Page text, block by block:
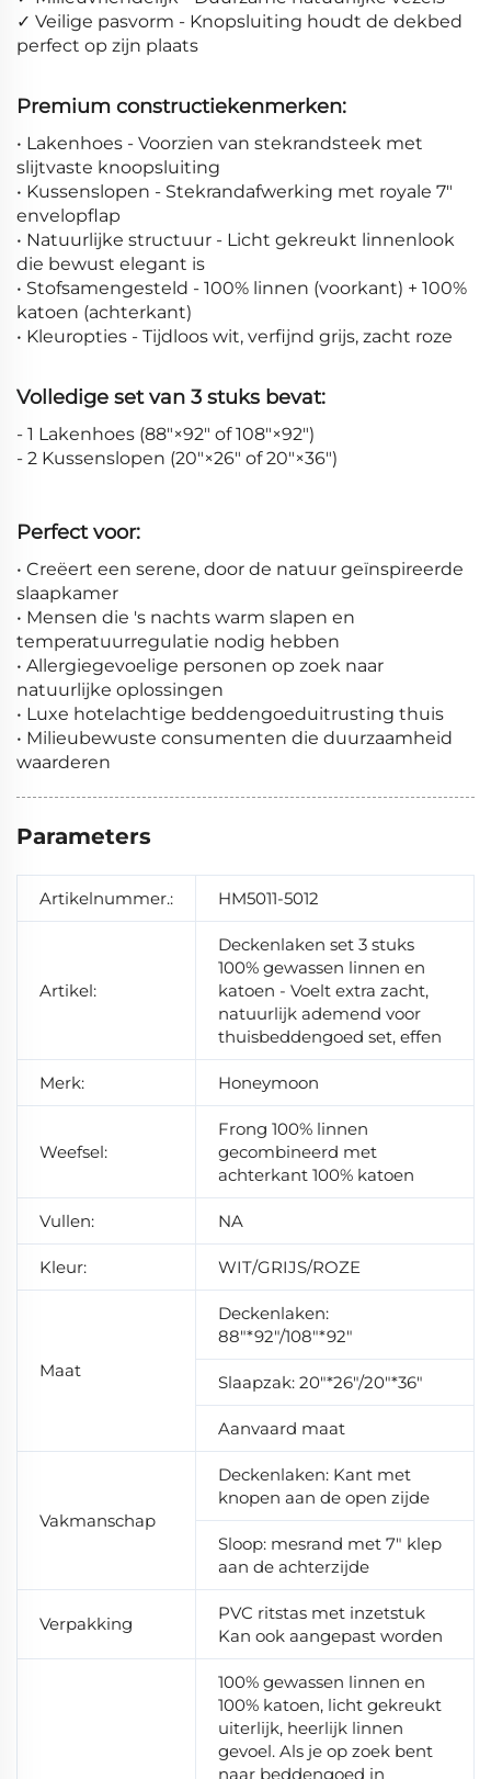
✓ Veilige pasvorm - Knopsluiting houdt de dekbed
perfect op zijn plaats
Premium constructiekenmerken:
• Lakenhoes - Voorzien van stekrandsteek met
slijtvaste knoopsluiting
• Kussenslopen - Stekrandafwerking met royale 7"
envelopflap
• Natuurlijke structuur - Licht gekreukt linnenlook
die bewust elegant is
• Stofsamengesteld - 100% linnen (voorkant) + 100%
katoen (achterkant)
• Kleuropties - Tijdloos wit, verfijnd grijs, zacht roze
Volledige set van 3 stuks bevat:
- 1 Lakenhoes (88"×92" of 108"×92")
- 2 Kussenslopen (20"×26" of 20"×36")
Perfect voor:
• Creëert een serene, door de natuur geïnspireerde
slaapkamer
• Mensen die 's nachts warm slapen en
temperatuurregulatie nodig hebben
• Allergiegevoelige personen op zoek naar
natuurlijke oplossingen
• Luxe hotelachtige beddengoeduitrusting thuis
• Milieubewuste consumenten die duurzaamheid
waarderen
Parameters
Artikelnummer.: HM5011-5012
Artikel:
Deckenlaken set 3 stuks
100% gewassen linnen en
katoen - Voelt extra zacht,
natuurlijk ademend voor
thuisbeddengoed set, effen
Merk: Honeymoon
Weefsel:
Frong 100% linnen
gecombineerd met
achterkant 100% katoen
Vullen: NA
Kleur: WIT/GRIJS/ROZE
Maat
Deckenlaken:
88"*92"/108"*92"
Slaapzak: 20"*26"/20"*36"
Aanvaard maat
Vakmanschap
Deckenlaken: Kant met
knopen aan de open zijde
Sloop: mesrand met 7" klep
aan de achterzijde
Verpakking
PVC ritstas met inzetstuk
Kan ook aangepast worden
100% gewassen linnen en
100% katoen, licht gekreukt
uiterlijk, heerlijk linnen
gevoel. Als je op zoek bent
naar beddengoed in